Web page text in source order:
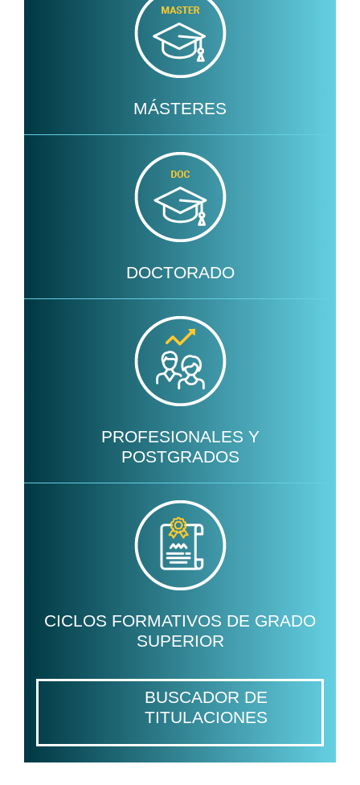
MÁSTERES
DOCTORADO
PROFESIONALES Y
POSTGRADOS
CICLOS FORMATIVOS DE GRADO
SUPERIOR
BUSCADOR DE
TITULACIONES